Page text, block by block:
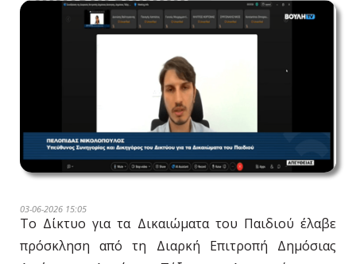
03-06-2026 15:05
Το Δίκτυο για τα Δικαιώματα του Παιδιού έλαβε
πρόσκληση από τη Διαρκή Επιτροπή Δημόσιας